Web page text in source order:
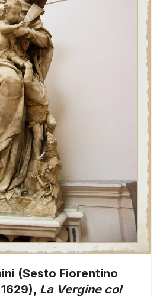
(Sesto Fiorentino
La Vergine col